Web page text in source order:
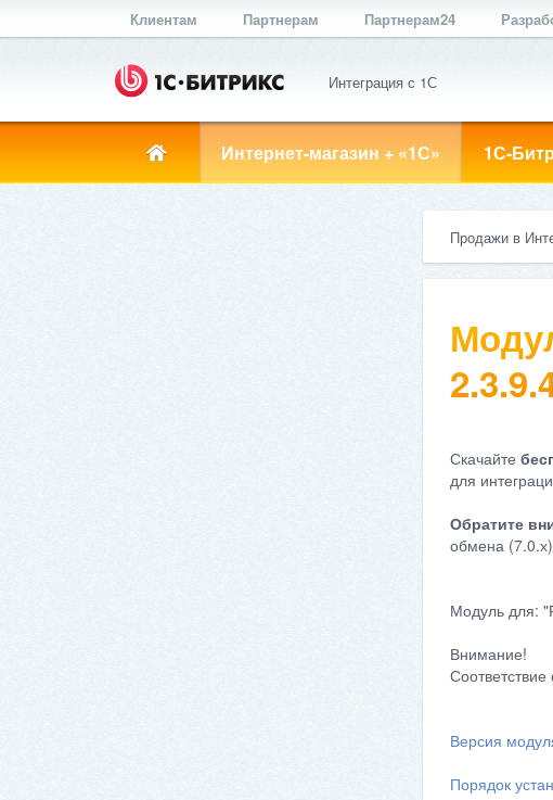
Клиентам Партнерам Партнерам24
Интеграция с 1С
Интернет-магазин + «1С» 1С-
Продажи в
Скачайте
для
Обратите
обмена
Модуль для:
Внимание!
Версия
Порядок